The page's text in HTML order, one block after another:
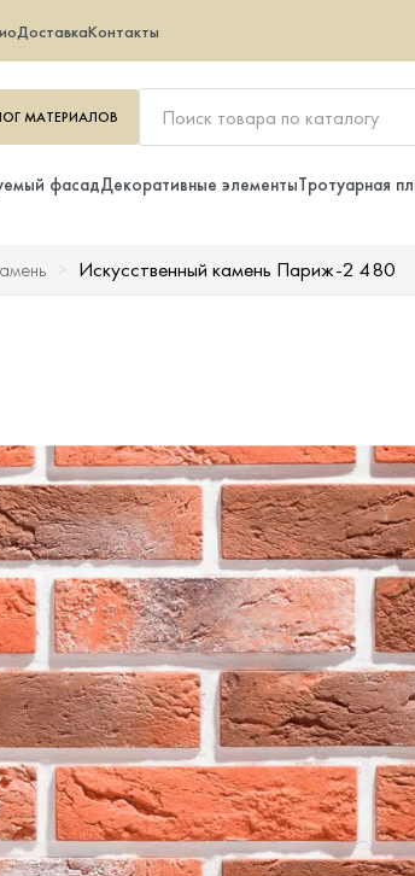
ДоставкаКонтакты
МАТЕРИАЛОВ
фасадДекоративные элементыТротуарная
Искусственный камень Париж-2 480